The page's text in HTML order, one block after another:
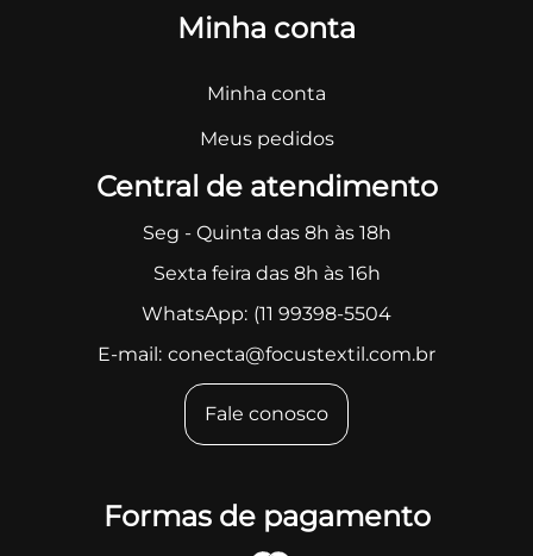
Minha conta
Minha conta
Meus pedidos
Central de atendimento
Seg - Quinta das 8h às 18h
Sexta feira das 8h às 16h
WhatsApp: (11 99398-5504
E-mail: conecta@focustextil.com.br
Fale conosco
Formas de pagamento